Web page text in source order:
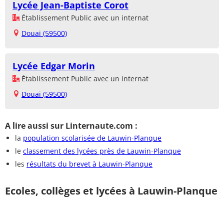
Lycée Jean-Baptiste Corot
Établissement Public avec un internat
Douai (59500)
Lycée Edgar Morin
Établissement Public avec un internat
Douai (59500)
A lire aussi sur Linternaute.com :
la population scolarisée de Lauwin-Planque
le classement des lycées près de Lauwin-Planque
les résultats du brevet à Lauwin-Planque
Ecoles, collèges et lycées à Lauwin-Planque